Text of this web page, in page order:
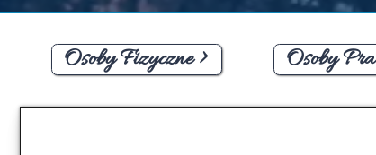
Osoby Fizyczne > Osoby